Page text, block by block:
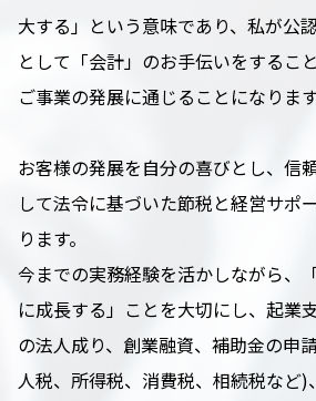
大する」という意味であり、私が公
として「会計」のお手伝いをするこ
ご事業の発展に通じることになります
お客様の発展を自分の喜びとし、信
して法令に基づいた節税と経営サポ
ります。
今までの実務経験を活かしながら、
に成長する」ことを大切にし、起業
の法人成り、創業融資、補助金の申
人税、所得税、消費税、相続税など)